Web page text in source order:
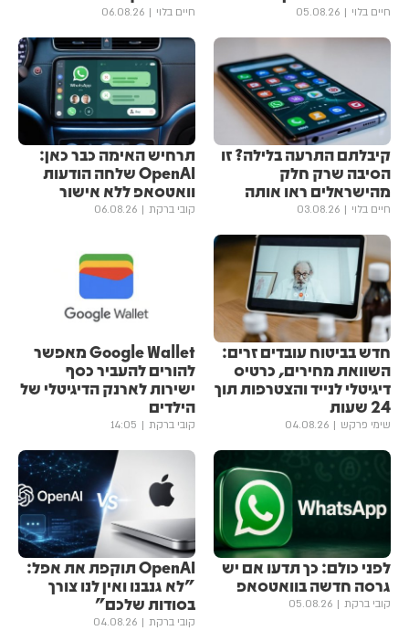
חיים בלוי 05.08.26 חיים בלוי 06.08.26
קיבלתם התרעה בלילה? זו
הסיבה שרק חלק
מהישראלים ראו אותה
חיים בלוי 03.08.26
תרחיש האימה כבר כאן:
OpenAI שלחה הודעות
וואטסאפ ללא אישור
קובי ברקת 06.08.26
חדש בביטוח עובדים זרים:
השוואת מחירים, כרטיס
דיגיטלי לנייד והצטרפות תוך
24 שעות
שימי פרקש 04.08.26
Google Wallet מאפשר
להורים להעביר כסף
ישירות לארנק הדיגיטלי של
הילדים
קובי ברקת 14:05
לפני כולם: כך תדעו אם יש
גרסה חדשה בוואטסאפ
קובי ברקת 05.08.26
OpenAI תוקפת את אפל:
"לא גנבנו ואין לנו צורך
בסודות שלכם"
קובי ברקת 04.08.26